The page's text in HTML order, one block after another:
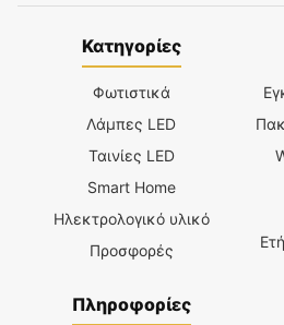
Κατηγορίες
Φωτιστικά
Λάμπες LED
Ταινίες LED
Smart Home
Ηλεκτρολογικό υλικό
Προσφορές
Πληροφορίες